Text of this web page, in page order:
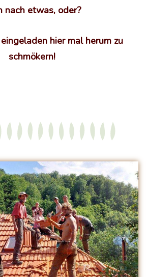
nach etwas, oder?
hier mal herum zu
schmökern!